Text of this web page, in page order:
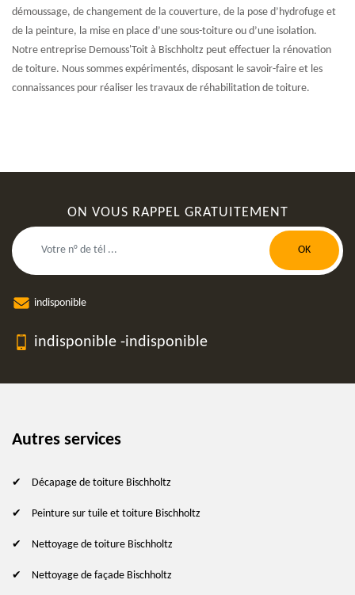
démoussage, de changement de la couverture, de la pose d’hydrofuge et
de la peinture, la mise en place d’une sous-toiture ou d’une isolation.
Notre entreprise Demouss'Toit à Bischholtz peut effectuer la rénovation
de toiture. Nous sommes expérimentés, disposant le savoir-faire et les
connaissances pour réaliser les travaux de réhabilitation de toiture.
ON VOUS RAPPEL GRATUITEMENT
indisponible
indisponible -indisponible
Autres services
Décapage de toiture Bischholtz
Peinture sur tuile et toiture Bischholtz
Nettoyage de toiture Bischholtz
Nettoyage de façade Bischholtz